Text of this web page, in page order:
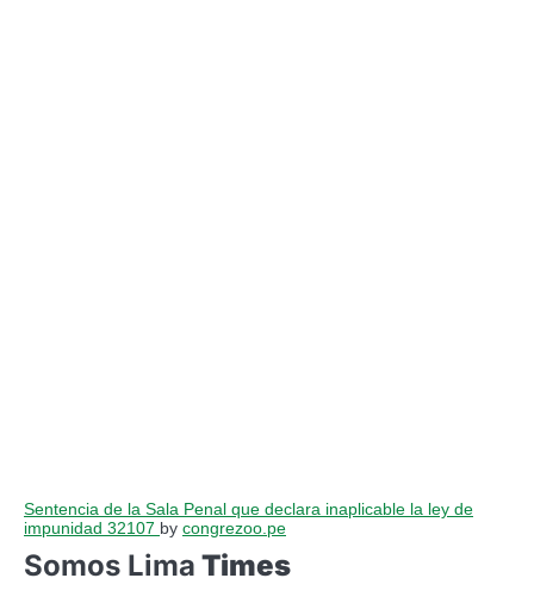
Sentencia de la Sala Penal que declara inaplicable la ley de
impunidad 32107 by congrezoo.pe
Somos Lima Times